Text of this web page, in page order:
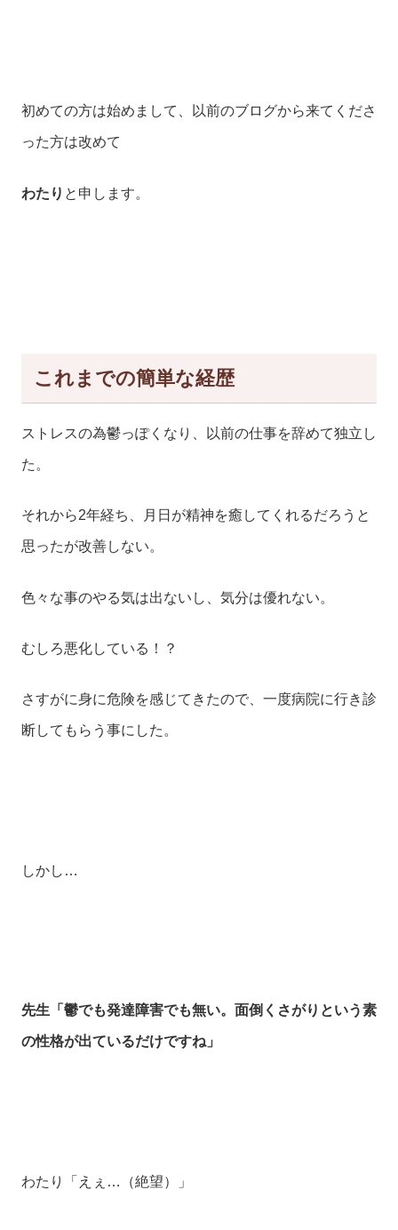
初めての方は始めまして、以前のブログから来てくださ
った方は改めて
わたり と申します。
これまでの簡単な経歴
ストレスの為鬱っぽくなり、以前の仕事を辞めて独立し
た。
それから2年経ち、月日が精神を癒してくれるだろうと
思ったが改善しない。
色々な事のやる気は出ないし、気分は優れない。
むしろ悪化している！？
さすがに身に危険を感じてきたので、一度病院に行き診
断してもらう事にした。
しかし…
先生「鬱でも発達障害でも無い。面倒くさがりという素
の性格が出ているだけですね」
わたり「えぇ…（絶望）」